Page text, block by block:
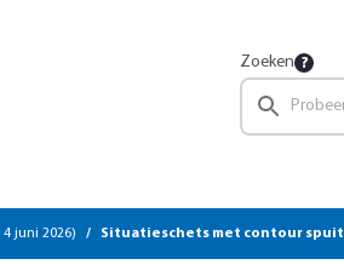
Zoeken
juni 2026) Situatieschets met contour